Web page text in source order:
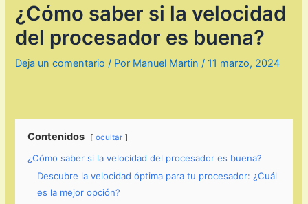
¿Cómo saber si la velocidad
del procesador es buena?
Deja un comentario / Por Manuel Martin /11 marzo, 2024
Contenidos ocultar
¿Cómo saber si la velocidad del procesador es buena?
Descubre la velocidad óptima para tu procesador: ¿Cuál
es la mejor opción?